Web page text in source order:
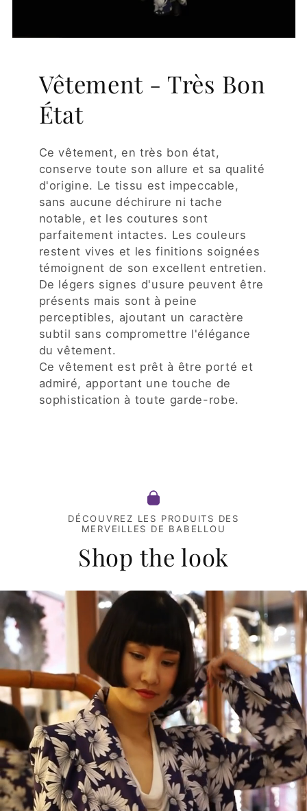
Vêtement - Très Bon
État
Ce vêtement, en très bon état,
conserve toute son allure et sa qualité
d'origine. Le tissu est impeccable,
sans aucune déchirure ni tache
notable, et les coutures sont
parfaitement intactes. Les couleurs
restent vives et les finitions soignées
témoignent de son excellent entretien.
De légers signes d'usure peuvent être
présents mais sont à peine
perceptibles, ajoutant un caractère
subtil sans compromettre l'élégance
du vêtement.
Ce vêtement est prêt à être porté et
admiré, apportant une touche de
sophistication à toute garde-robe.
DÉCOUVREZ LES PRODUITS DES
MERVEILLES DE BABELLOU
Shop the look